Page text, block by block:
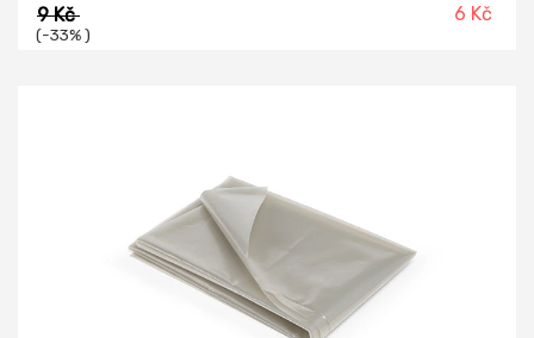
přímý styk s potravinami. Jsou opatřeny úvazkem pro
pohodlné vázání.
9 Kč
(-33% )
6 Kč